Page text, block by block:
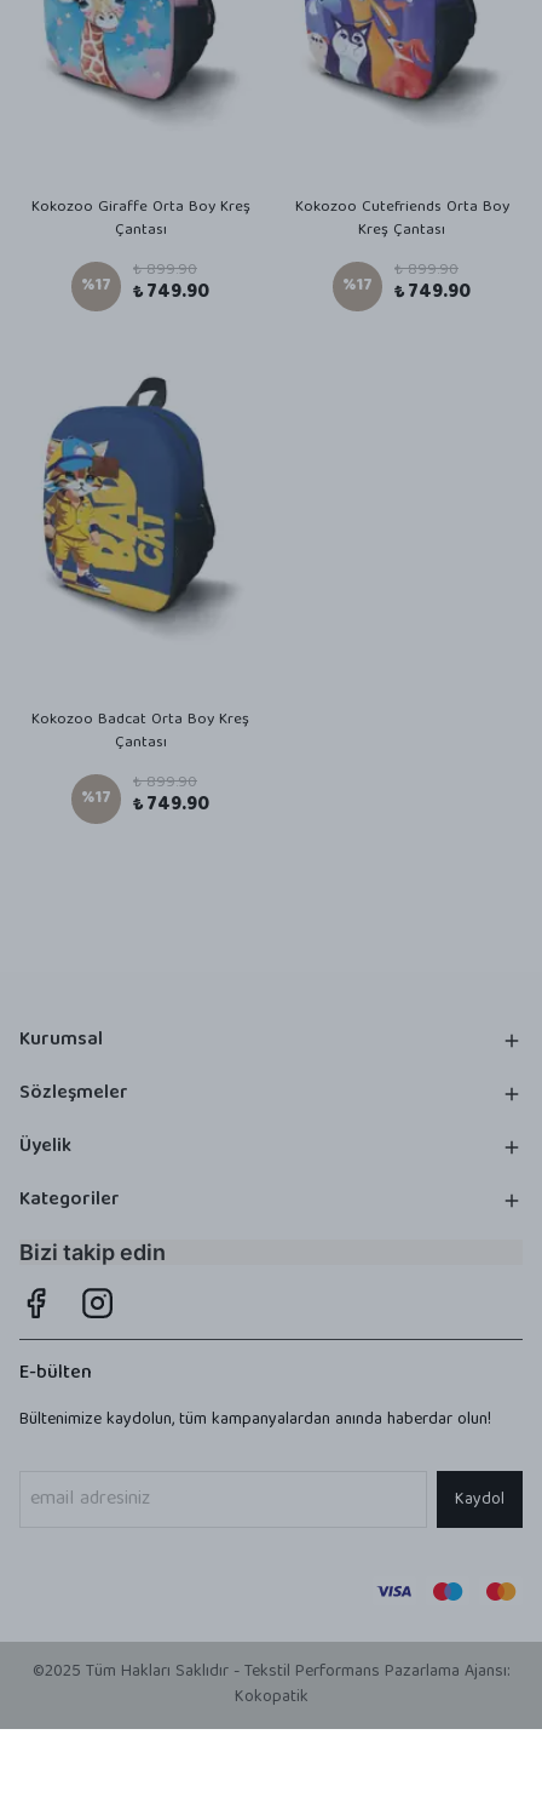
Kokozoo Giraffe Orta Boy Kreş
Çantası
%17
₺ 899.90
₺ 749.90
Kokozoo Cutefriends Orta Boy
Kreş Çantası
%17
₺ 899.90
₺ 749.90
Kokozoo Badcat Orta Boy Kreş
Çantası
%17
₺ 899.90
₺ 749.90
Kurumsal
Sözleşmeler
Üyelik
Kategoriler
Bizi takip edin
E-bülten
Bültenimize kaydolun, tüm kampanyalardan anında haberdar olun!
Kaydol
©2025 Tüm Hakları Saklıdır - Tekstil Performans Pazarlama Ajansı:
Kokopatik